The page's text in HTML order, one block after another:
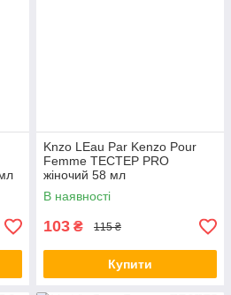
Knzo LEau Par Kenzo Pour
Femme ТЕСТЕР PRO
жіночий 58 мл
В наявності
103 ₴ 115 ₴
Купити